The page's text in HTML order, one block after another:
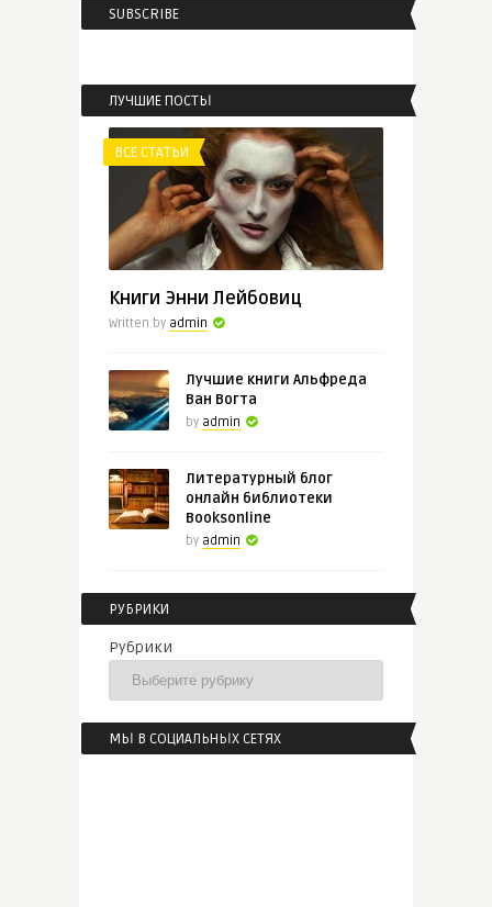
SUBSCRIBE
ЛУЧШИЕ ПОСТЫ
ВСЕ СТАТЬИ
Книги Энни Лейбовиц
Written by admin
Лучшие книги Альфреда
Ван Вогта
by admin
Литературный блог
онлайн библиотеки
Booksonline
by admin
РУБРИКИ
Рубрики
МЫ В СОЦИАЛЬНЫХ СЕТЯХ